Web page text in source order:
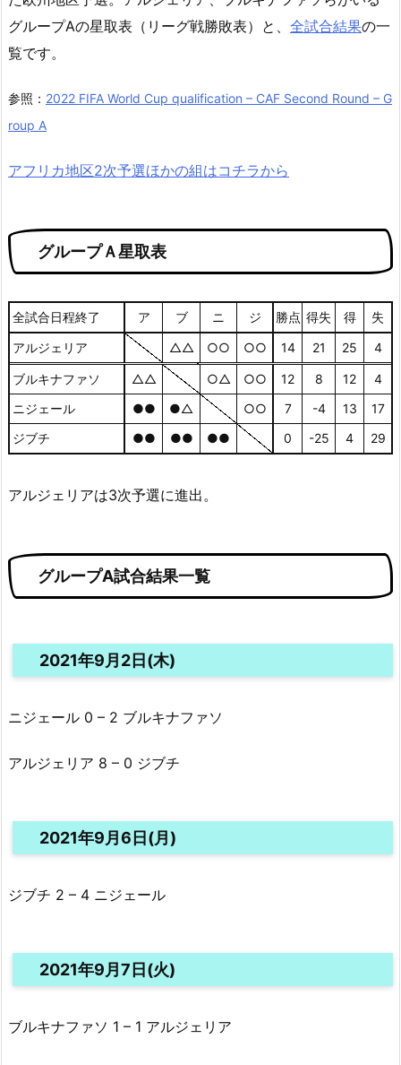
グループAの星取表（リーグ戦勝敗表）と、 全試合結果の一
覧です。
参照： 2022 FIFA World Cup qualification – CAF Second Round – G
roup A
アフリカ地区2次予選ほかの組はコチラから
グループＡ星取表
全試合日程終了 ア ブ ニ ジ 勝点 得失 得
失
アルジェリア
△△ ○○ ○○ 14 21 25 4
ブルキナファソ △△ ○△ ○○ 12 8 12
4
ニジェール
●● ●△ ○○ 7 -4 13
17
ジブチ
●● ●● ●● 0 -25 4 29
アルジェリアは3次予選に進出。
グループA試合結果一覧
2021年9月2日(木)
ニジェール 0 – 2 ブルキナファソ
アルジェリア 8 – 0 ジブチ
2021年9月6日(月)
ジブチ 2 – 4 ニジェール
2021年9月7日(火)
ブルキナファソ 1 – 1 アルジェリア